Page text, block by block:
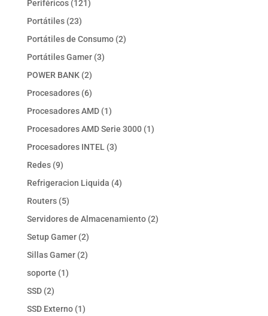
Periféricos 121121
Portátiles 2323
productos
Portátiles de Consumo 22
Portátiles Gamer 33
POWER BANK 22
productos
Procesadores 66
productos
Procesadores AMD 11
producto
Procesadores AMD Serie 3000 11
Procesadores INTEL 33
Redes 99
productos
Refrigeracion Liquida 44
Routers 55
productos
Servidores de Almacenamiento 22
Setup Gamer 22
productos
Sillas Gamer 22
soporte 11
SSD 22
productos
SSD Externo 11